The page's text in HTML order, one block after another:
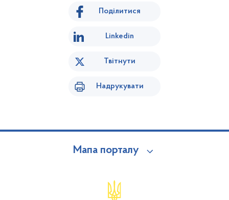
Поділитися
Linkedin
Твітнути
Надрукувати
Мапа порталу